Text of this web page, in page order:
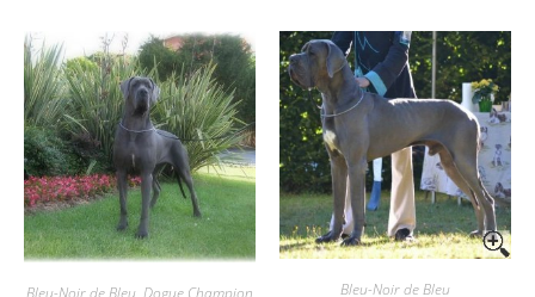
Bleu-Noir de Bleu